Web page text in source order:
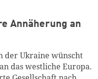
Annäherung an
der Ukraine wünscht
das westliche Europa.